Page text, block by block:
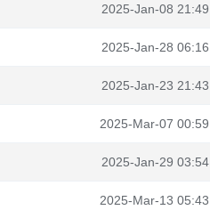
2025-Jan-08 21:49
2025-Jan-28 06:16
2025-Jan-23 21:43
2025-Mar-07 00:59
2025-Jan-29 03:54
2025-Mar-13 05:43